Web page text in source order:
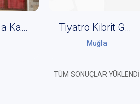
Tiyatro Ak'la Kara Bodrum Tiyatro Kibrit Gösteri Sanatları Merkezi
Muğla
TÜM SONUÇLAR YÜKLENDİ